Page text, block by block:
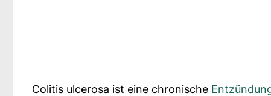
Colitis ulcerosa ist eine chronische